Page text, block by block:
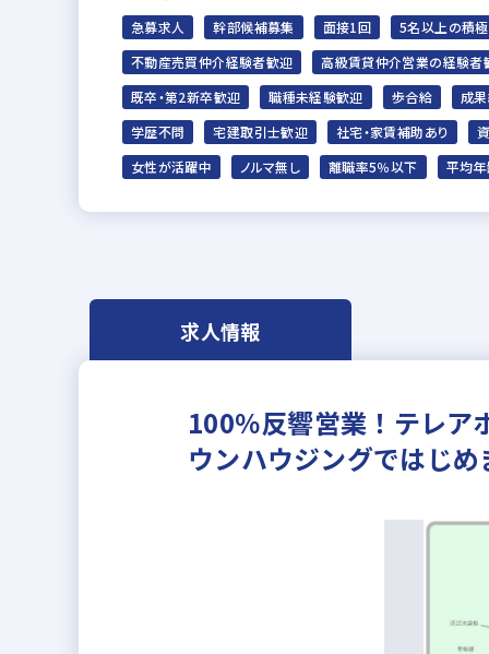
急募求人 幹部候補募集 面接1回
5名以上の積
不動産売買仲介経験者歓迎
高級賃貸仲介営業の経験者
既卒・第2新卒歓迎
職種未経験歓迎 歩合給
成
学歴不問
宅建取引士歓迎 社宅・家賃補助あり
女性が活躍中
ノルマ無し 離職率5％以下 平均
求人情報
100％反響営業！テレア
ウンハウジングではじ